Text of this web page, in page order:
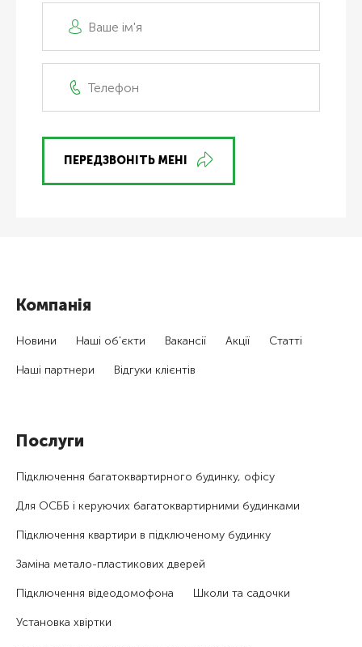
ПЕРЕДЗВОНІТЬ МЕНІ
Компанія
Новини Наші об'єкти Вакансії Акції Статті
Наші партнери Відгуки клієнтів
Послуги
Підключення багатоквартирного будинку, офісу
Для ОСББ і керуючих багатоквартирними будинками
Підключення квартири в підключеному будинку
Заміна метало-пластикових дверей
Підключення відеодомофона Школи та садочки
Установка хвіртки